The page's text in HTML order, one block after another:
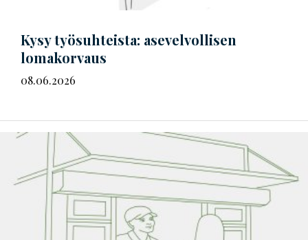
Kysy työsuhteista: asevelvollisen
lomakorvaus
08.06.2026